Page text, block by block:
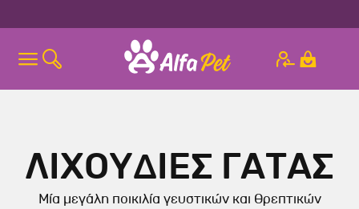
ΛΙΧΟΥΔΙΕΣ ΓΑΤΑΣ
Μία μεγάλη ποικιλία γευστικών και θρεπτικών